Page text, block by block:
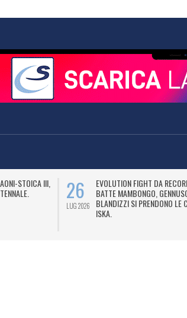
STOICA III,
26
LUG 2026
EVOLUTION FIGHT DA
BATTE MAMBONGO,
BLANDIZZI SI PRENDONO LE
ISKA.